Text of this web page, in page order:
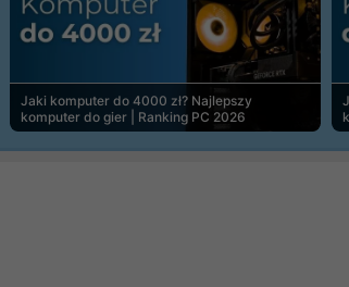
Jaki komputer do 4000 zł? Najlepszy
komputer do gier | Ranking PC 2026